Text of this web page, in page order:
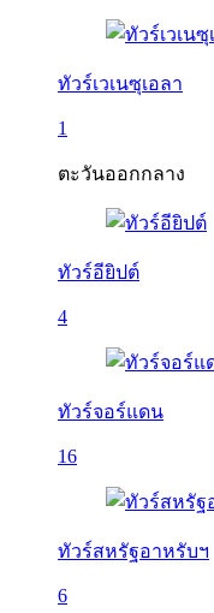
ทัวร์เวเนซุเอลา
1
ตะวันออกกลาง
ทัวร์อียิปต์
4
ทัวร์จอร์แดน
16
ทัวร์สหรัฐอาหรับฯ
6